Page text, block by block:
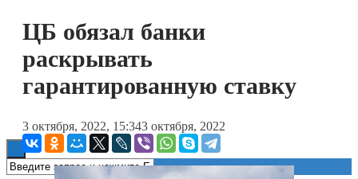
Технологии
ЦБ обязал банки
раскрывать
гарантированную ставку
3 октября, 2022, 15:343 октября, 2022